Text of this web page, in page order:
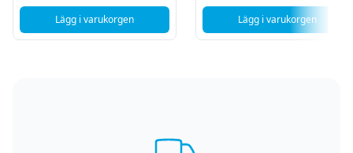
Lägg i varukorgen, Gamer God Ra - GeForce RTX 5070 - Ryzen 5 - 16 GB
Lägg i varukorgen
, Gamer God